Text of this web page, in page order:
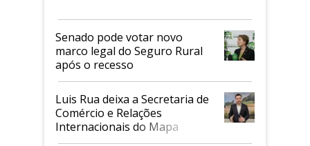
Senado pode votar novo
marco legal do Seguro Rural
após o recesso
Luis Rua deixa a Secretaria de
Comércio e Relações
Internacionais do Mapa